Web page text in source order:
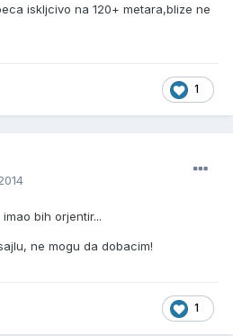
iskljcivo na 120+ metara,blize ne
1
bih orjentir...
ne mogu da dobacim!
1